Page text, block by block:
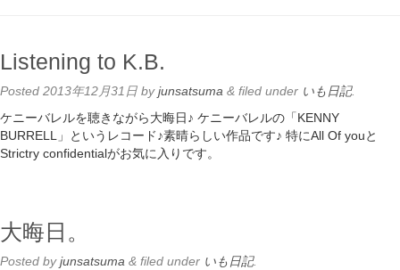
YouTube
Online Lesson
Listening to K.B.
Posted 2013年12月31日 byjunsatsuma & filed under いも日記.
ケニーバレルを聴きながら大晦日♪ ケニーバレルの「KENNY
BURRELL」というレコード♪素晴らしい作品です♪ 特にAll Of youと
Strictry confidentialがお気に入りです。
大晦日。
Posted byjunsatsuma & filed under いも日記.